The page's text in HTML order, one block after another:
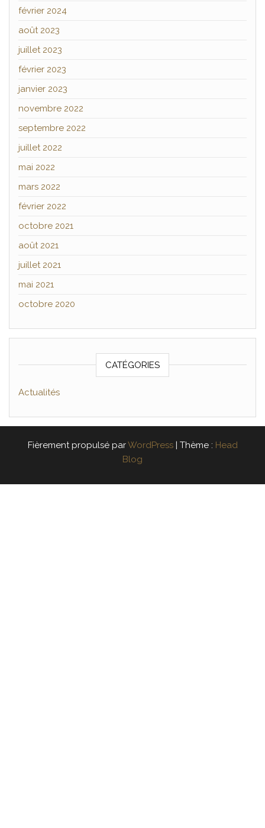
février 2024
août 2023
juillet 2023
février 2023
janvier 2023
novembre 2022
septembre 2022
juillet 2022
mai 2022
mars 2022
février 2022
octobre 2021
août 2021
juillet 2021
mai 2021
octobre 2020
CATÉGORIES
Actualités
Fièrement propulsé parWordPress Thème : Head
Blog